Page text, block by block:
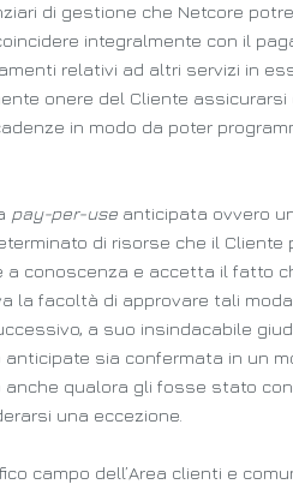
di gestione che Netcore
integralmente con il
relativi ad altri servizi in
onere del Cliente assicurarsi
in modo da poter
pay-per-use anticipata ovvero
di risorse che il Cliente
a conoscenza e accetta il fatto
la facoltà di approvare tali
a suo insindacabile
sia confermata in un
qualora gli fosse stato
una eccezione.
campo dell’Area clienti e